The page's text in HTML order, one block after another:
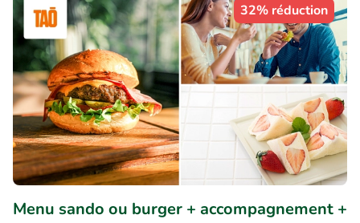
32% réduction
Menu sando ou burger + accompagnement +